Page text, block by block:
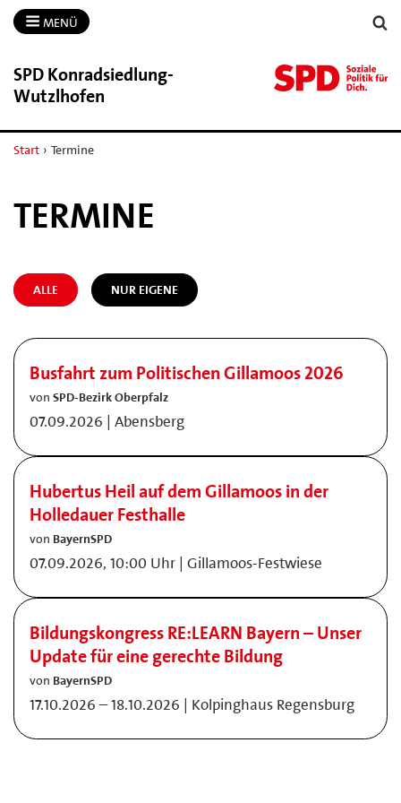
MENÜ
SPD Konradsiedlung-​
Wutzlhofen
Start › Termine
TERMINE
ALLE NUR EIGENE
Busfahrt zum Politischen Gillamoos 2026
von SPD-Bezirk Oberpfalz
07.09.2026 | Abensberg
Hubertus Heil auf dem Gillamoos in der
Holledauer Festhalle
von BayernSPD
07.09.2026, 10:00 Uhr | Gillamoos-Festwiese
Bildungskongress RE:LEARN Bayern – Unser
Update für eine gerechte Bildung
von BayernSPD
17.10.2026 – 18.10.2026 | Kolpinghaus Regensburg